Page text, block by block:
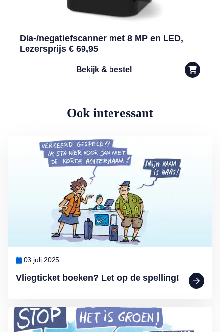
Dia-/negatiefscanner met 8 MP en LED,
Lezersprijs € 69,95
Bekijk & bestel
Ook interessant
Vliegticket boeken? Let op de spelling!
03 juli 2025
Lees meer over Vliegticket boeken? Let op de spelling!
Lees meer over MAX Ombudsman: Parkeerapp kan duur uitpakken